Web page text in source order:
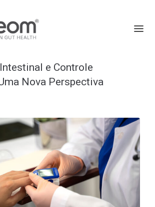
e Controle
Nova Perspectiva